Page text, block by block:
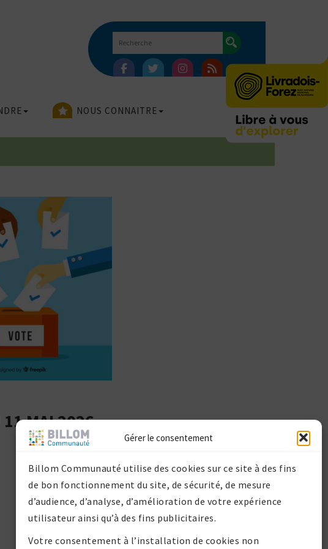
Gérer le consentement
Billom Communauté utilise des cookies sur ce site à des fins
de bon fonctionnement du site, de sécurité, de mesure
d’audience, d’analyse, d’amélioration de votre expérience
utilisateur ainsi qu’à des fins publicitaires.
Votre consentement à l’installation de cookies non
NOUS CONNAITRE
11 MAI 2026